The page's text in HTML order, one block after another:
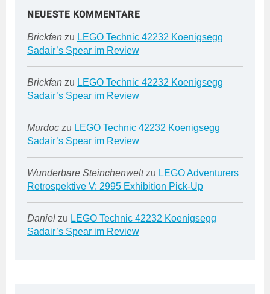
NEUESTE KOMMENTARE
Brickfan zu LEGO Technic 42232 Koenigsegg
Sadair’s Spear im Review
Brickfan zu LEGO Technic 42232 Koenigsegg
Sadair’s Spear im Review
Murdoc zu LEGO Technic 42232 Koenigsegg
Sadair’s Spear im Review
Wunderbare Steinchenweltzu LEGO Adventurers
Retrospektive V: 2995 Exhibition Pick-Up
Daniel zu LEGO Technic 42232 Koenigsegg
Sadair’s Spear im Review